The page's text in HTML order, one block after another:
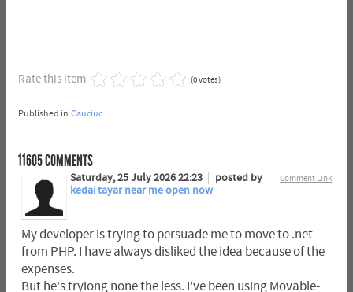
Rate this item (0 votes)
Published in Cauciuc
11605COMMENTS
Comment Link
Saturday, 25 July 2026 22:23
posted by
kedai tayar near me open now
My developer is trying to persuade me to move to .net
from PHP. I have always disliked the idea because of the
expenses.
But he's tryiong none the less. I've been using Movable-